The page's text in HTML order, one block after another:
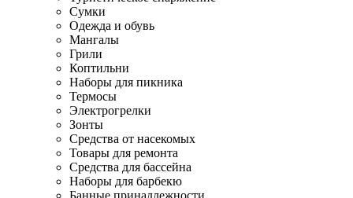
Сумки
Одежда и обувь
Мангалы
Грили
Коптильни
Наборы для пикника
Термосы
Электрогрелки
Зонты
Средства от насекомых
Товары для ремонта
Средства для бассейна
Наборы для барбекю
Банные принадлежности